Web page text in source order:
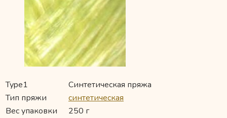
Type1
Синтетическая пряжа
Тип пряжи
синтетическая
Вес упаковки
250 г